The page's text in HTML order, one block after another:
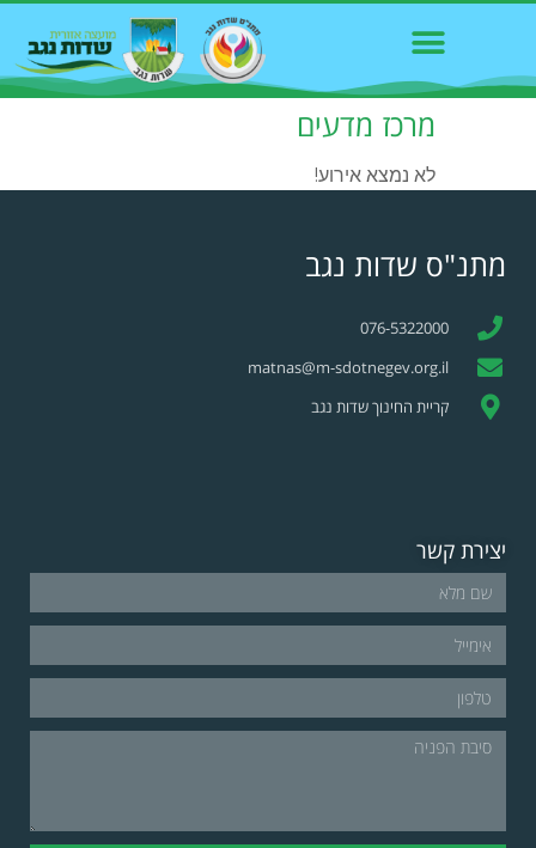
מרכז מדעים
לא נמצא אירוע!
מתנ"ס שדות נגב
076-5322000
matnas@m-sdotnegev.org.il
קריית החינוך שדות נגב
יצירת קשר